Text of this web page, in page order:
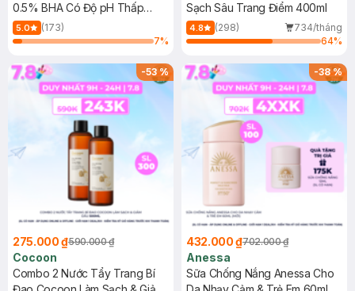
0.5% BHA Có Độ pH Thấp
150ml
5.0
(173)
7%
Sạch Sâu Trang Điểm 400ml
4.8 (298)
734/tháng
64%
-53%
275.000 ₫590.000 ₫
Cocoon
Combo 2 Nước Tẩy Trang Bí
-38%
432.000 ₫702.000 ₫
Anessa
Sữa Chống Nắng Anessa Cho